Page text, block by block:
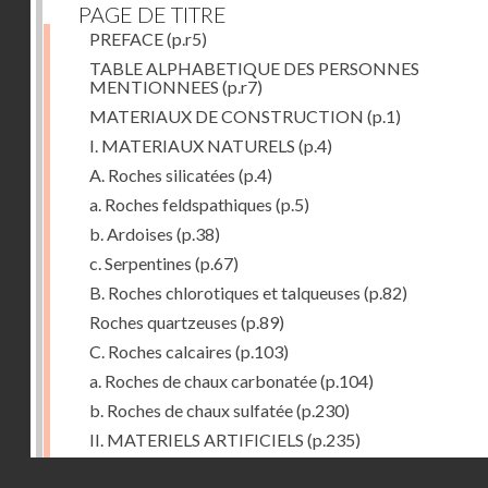
PAGE DE TITRE
PREFACE(p.r5)
TABLE ALPHABETIQUE DES PERSONNES
MENTIONNEES (p.r7)
MATERIAUX DE CONSTRUCTION (p.1)
I. MATERIAUX NATURELS (p.4)
A. Roches silicatées (p.4)
a. Roches feldspathiques (p.5)
b. Ardoises (p.38)
c. Serpentines (p.67)
B. Roches chlorotiques et talqueuses (p.82)
Roches quartzeuses (p.89)
C. Roches calcaires (p.103)
a. Roches de chaux carbonatée(p.104)
b. Roches de chaux sulfatée(p.230)
II. MATERIELS ARTIFICIELS (p.235)